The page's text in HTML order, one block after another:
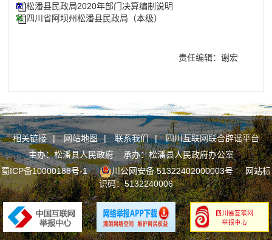
松潘县民政局2020年部门决算编制说明
四川省阿坝州松潘县民政局（本级）
责任编辑：谢宏
相关链接 | 网站地图 | 联系我们 |
四川互联网联合辟谣平台
主办：松潘县人民政府 承办：松潘县人民政府办公室
蜀ICP备10000188号-1
川公网安备 51322402000003号网站标
识码：5132240006